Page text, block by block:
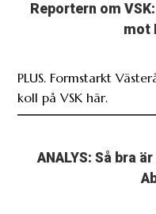
Reportern om
mot
PLUS. Formstarkt
koll på VSK här.
ANALYS: Så bra